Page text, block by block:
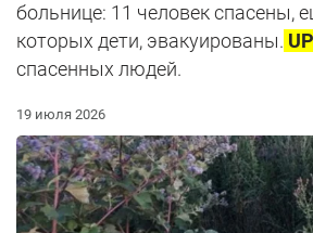
больнице: 11 человек спасены,
которых дети, эвакуированы.
спасенных людей.
19 июля 2026